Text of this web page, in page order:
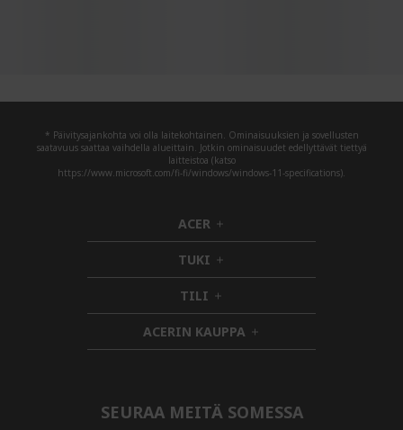
* Päivitysajankohta voi olla laitekohtainen. Ominaisuuksien ja sovellusten
saatavuus saattaa vaihdella alueittain. Jotkin ominaisuudet edellyttävät tiettyä
laitteistoa (katso
https://www.microsoft.com/fi-fi/windows/windows-11-specifications).
ACER h
i
d
d
e
n
TUKI h
i
d
d
e
n
TILI h
i
d
d
ACERIN KAUPPA h
i
e
SEURAA MEITÄ SOMESSA